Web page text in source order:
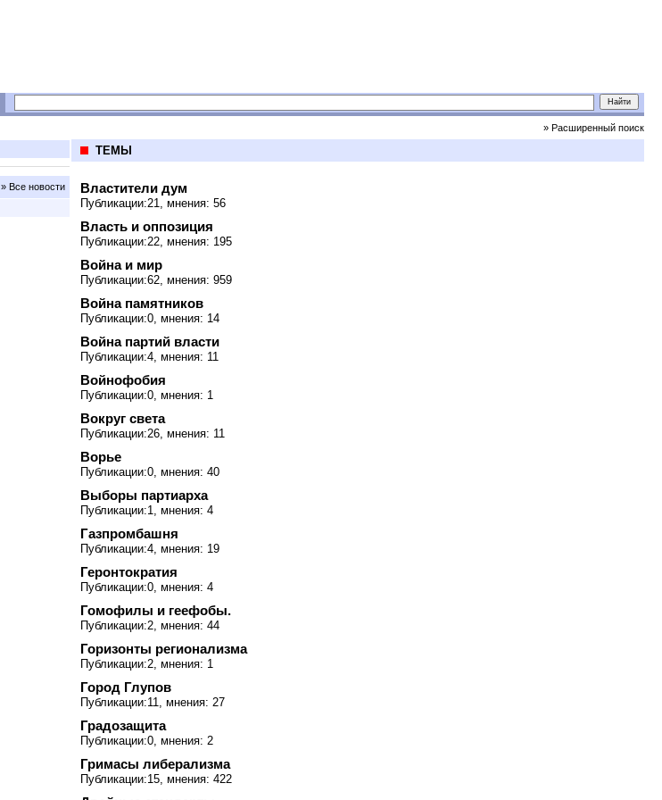
» Расширенный поиск
» Все новости
ТЕМЫ
Властители дум
Публикации:21, мнения: 56
Власть и оппозиция
Публикации:22, мнения: 195
Война и мир
Публикации:62, мнения: 959
Война памятников
Публикации:0, мнения: 14
Война партий власти
Публикации:4, мнения: 11
Войнофобия
Публикации:0, мнения: 1
Вокруг света
Публикации:26, мнения: 11
Ворье
Публикации:0, мнения: 40
Выборы партиарха
Публикации:1, мнения: 4
Газпромбашня
Публикации:4, мнения: 19
Геронтократия
Публикации:0, мнения: 4
Гомофилы и геефобы.
Публикации:2, мнения: 44
Горизонты регионализма
Публикации:2, мнения: 1
Город Глупов
Публикации:11, мнения: 27
Градозащита
Публикации:0, мнения: 2
Гримасы либерализма
Публикации:15, мнения: 422